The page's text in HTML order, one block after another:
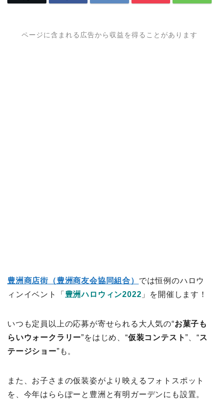
ページに含まれる広告から収益を得ることがあります
豊洲商店街（豊洲商友会協同組合） では恒例のハロウ
ィンイベント「 豊洲ハロウィン2022 」を開催します！
いつも定員以上の応募が寄せられる大人気の“お菓子も
らいウォークラリー”をはじめ、“仮装コンテスト”、“ス
テージショー”も。
また、お子さまの仮装姿がより映えるフォトスポット
を、今年はららぽーと豊洲と有明ガーデンにも設置。